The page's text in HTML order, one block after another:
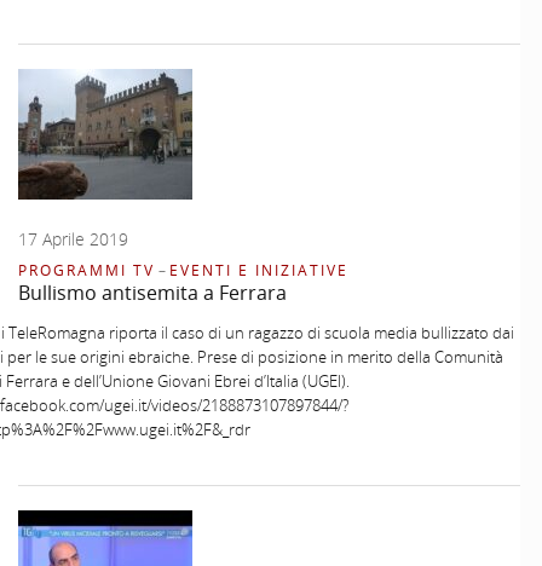
17 Aprile 2019
PROGRAMMI TV – EVENTI E INIZIATIVE
Bullismo antisemita a Ferrara
TeleRomagna riporta il caso di un ragazzo di scuola media bullizzato dai
per le sue origini ebraiche. Prese di posizione in merito della Comunità
e dell’Unione Giovani Ebrei d’Italia (UGEI).
ugei.it/videos/2188873107897844/?